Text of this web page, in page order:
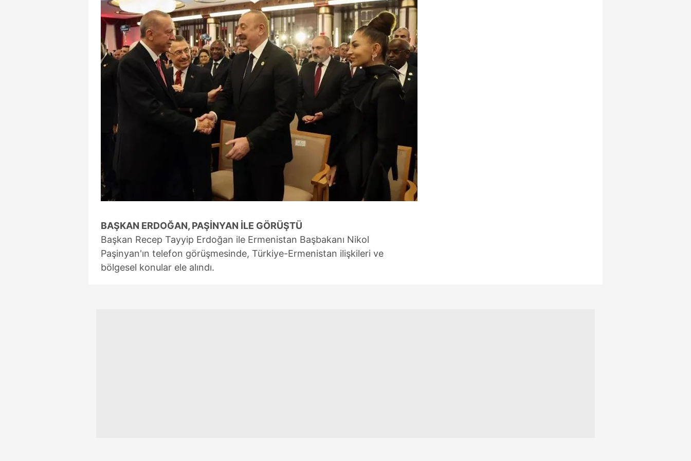
mevzuata uygun olarak kullanılan çerezlerle ilgili bilgi almak için lütfentıklayınız.
BAŞKAN ERDOĞAN, PAŞİNYAN İLE GÖRÜŞTÜ
Başkan Recep Tayyip Erdoğan ile Ermenistan Başbakanı Nikol
Paşinyan'ın telefon görüşmesinde, Türkiye-Ermenistan ilişkileri ve
bölgesel konular ele alındı.